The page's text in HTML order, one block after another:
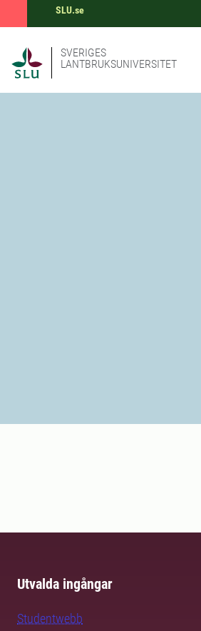
SLU.se
SVERIGES
LANTBRUKSUNIVERSITET
Utvalda ingångar
Studentwebb